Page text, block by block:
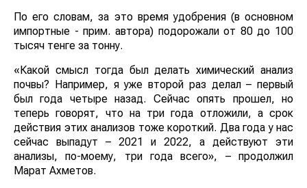
По его словам, за это время удобрения (в основном
импортные - прим. автора) подорожали от 80 до 100
тысяч тенге за тонну.
«Какой смысл тогда был делать химический анализ
почвы? Например, я уже второй раз делал – первый
был года четыре назад. Сейчас опять прошел, но
теперь говорят, что на три года отложили, а срок
действия этих анализов тоже короткий. Два года у нас
сейчас выпадут – 2021 и 2022, а действуют эти
анализы, по-моему, три года всего», – продолжил
Марат Ахметов.